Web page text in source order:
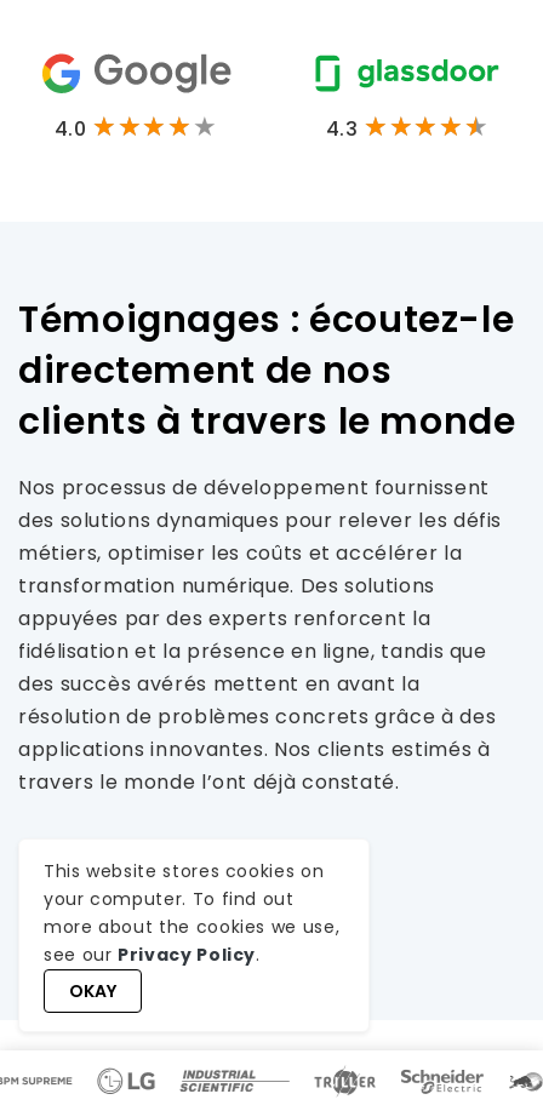
4.0 4.3
Témoignages : écoutez-le
directement de nos
clients à travers le monde
Nos processus de développement fournissent
des solutions dynamiques pour relever les défis
métiers, optimiser les coûts et accélérer la
transformation numérique. Des solutions
appuyées par des experts renforcent la
fidélisation et la présence en ligne, tandis que
des succès avérés mettent en avant la
résolution de problèmes concrets grâce à des
applications innovantes. Nos clients estimés à
travers le monde l’ont déjà constaté.
VOIR TOUT
This website stores cookies on
your computer. To find out
more about the cookies we use,
see our Privacy Policy.
OKAY